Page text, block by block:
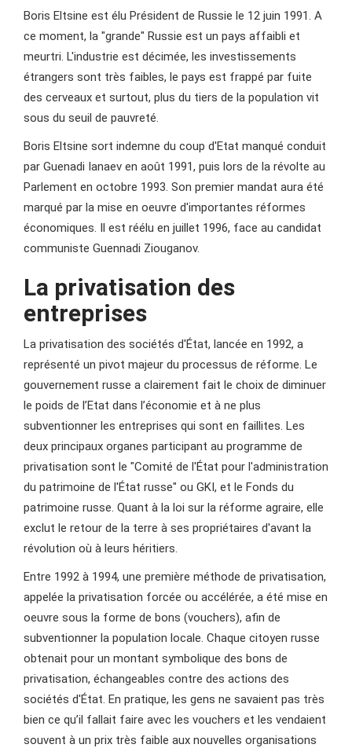
Boris Eltsine est élu Président de Russie le 12 juin 1991. A
ce moment, la "grande" Russie est un pays affaibli et
meurtri. L'industrie est décimée, les investissements
étrangers sont très faibles, le pays est frappé par fuite
des cerveaux et surtout, plus du tiers de la population vit
sous du seuil de pauvreté.
Boris Eltsine sort indemne du coup d'Etat manqué conduit
par Guenadi Ianaev en août 1991, puis lors de la révolte au
Parlement en octobre 1993. Son premier mandat aura été
marqué par la mise en oeuvre d'importantes réformes
économiques. Il est réélu en juillet 1996, face au candidat
communiste Guennadi Ziouganov.
La privatisation des
entreprises
La privatisation des sociétés d'État, lancée en 1992, a
représenté un pivot majeur du processus de réforme. Le
gouvernement russe a clairement fait le choix de diminuer
le poids de l’Etat dans l’économie et à ne plus
subventionner les entreprises qui sont en faillites. Les
deux principaux organes participant au programme de
privatisation sont le "Comité de l'État pour l'administration
du patrimoine de l'État russe" ou GKI, et le Fonds du
patrimoine russe. Quant à la loi sur la réforme agraire, elle
exclut le retour de la terre à ses propriétaires d'avant la
révolution où à leurs héritiers.
Entre 1992 à 1994, une première méthode de privatisation,
appelée la privatisation forcée ou accélérée, a été mise en
oeuvre sous la forme de bons (vouchers), afin de
subventionner la population locale. Chaque citoyen russe
obtenait pour un montant symbolique des bons de
privatisation, échangeables contre des actions des
sociétés d'État. En pratique, les gens ne savaient pas très
bien ce qu’il fallait faire avec les vouchers et les vendaient
souvent à un prix très faible aux nouvelles organisations